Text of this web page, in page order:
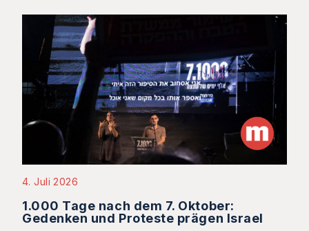
4. Juli 2026
1.000 Tage nach dem 7. Oktober:
Gedenken und Proteste prägen Israel